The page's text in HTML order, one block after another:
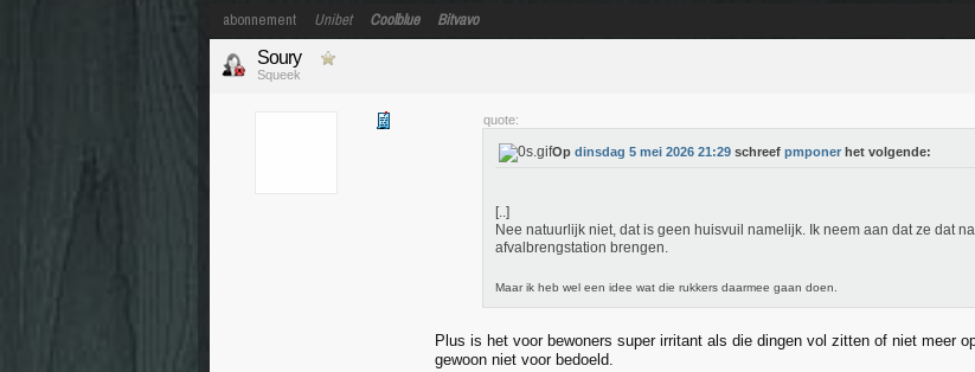
abonnement Unibet Coolblue Bitvavo
Soury
Squeek
quote:
Op dinsdag 5 mei 2026 21:29 schreef pmponer het volgende:
[..]
Nee natuurlijk niet, dat is geen huisvuil namelijk. Ik neem aan dat ze dat
afvalbrengstation brengen.
Maar ik heb wel een idee wat die rukkers daarmee gaan doen.
Plus is het voor bewoners super irritant als die dingen vol zitten of niet meer
gewoon niet voor bedoeld.